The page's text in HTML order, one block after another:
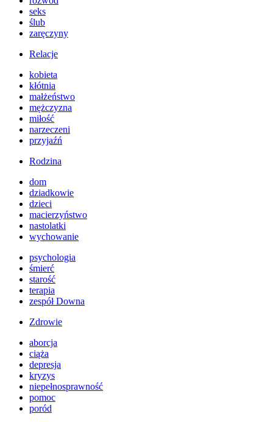
seks
ślub
zaręczyny
Relacje
kobieta
kłótnia
małżeństwo
mężczyzna
miłość
narzeczeni
przyjaźń
Rodzina
dom
dziadkowie
dzieci
macierzyństwo
nastolatki
wychowanie
psychologia
śmierć
starość
terapia
zespół Downa
Zdrowie
aborcja
ciąża
depresja
kryzys
niepełnosprawność
pomoc
poród